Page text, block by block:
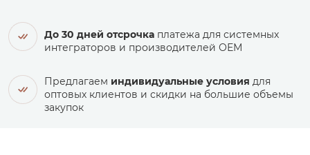
До 30 дней отсрочка платежа для системных
интеграторов и производителей ОЕМ
Предлагаем индивидуальные условия для
оптовых клиентов и скидки на большие объемы
закупок